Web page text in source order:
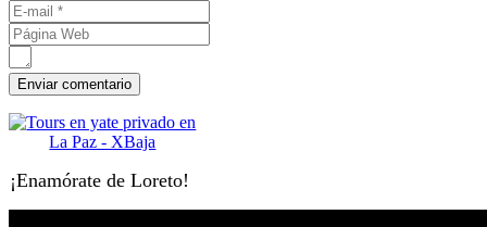
¡Enamórate de Loreto!